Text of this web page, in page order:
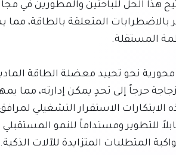
المتطلبات المتزايدة للآلات الذكية.